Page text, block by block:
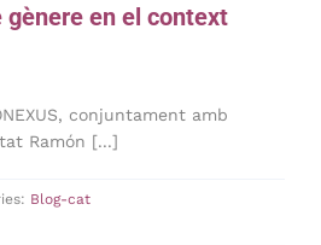
gènere en el context
conjuntament amb
Ramón [...]
Blog-cat